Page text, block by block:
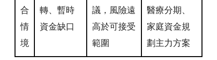
合
情
境
轉、暫時
資金缺口
議，風險遠
高於可接受
範圍
醫療分期、
家庭資金規
劃主力方案